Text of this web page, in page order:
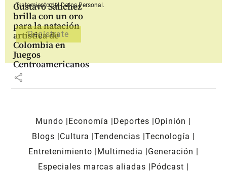
Gustavo Sánchez
brilla con un oro
para la natación
artística de
Colombia en
Juegos
Centroamericanos
share
Tratamiento del Datos Personal.
Mundo Economía Deportes
Opinión
Blogs
Cultura Tendencias Tecnología
Entretenimiento
Multimedia
Generación
Especiales marcas aliadas
Pódcast